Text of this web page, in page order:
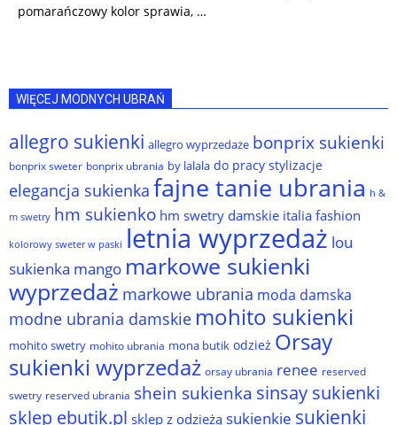
pomarańczowy kolor sprawia, …
WIĘCEJ MODNYCH UBRAŃ
allegro sukienki allegro wyprzedaże bonprix sukienki
bonprix sweter bonprix ubrania by lalala do pracy stylizacje
elegancja sukienka fajne tanie ubrania h &
m swetry hm sukienko hm swetry damskie italia fashion
kolorowy sweter w paski letnia wyprzedaż lou
sukienka mango markowe sukienki
wyprzedaż markowe ubrania moda damska
modne ubrania damskie mohito sukienki
mohito swetry mohito ubrania mona butik odzież Orsay
sukienki wyprzedaż orsay ubrania renee reserved
swetry reserved ubrania shein sukienka sinsay sukienki
sklep ebutik.pl sklep z odzieżą sukienkie sukienki